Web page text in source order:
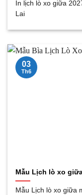
In lịch lò xo giữa
Lai
Mẫu Lịch lò xo
Mẫu Lịch lò xo giữa
03
Th6